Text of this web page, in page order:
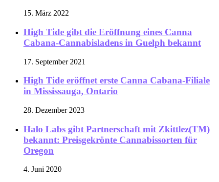
15. März 2022
High Tide gibt die Eröffnung eines Canna
Cabana-Cannabisladens in Guelph bekannt
17. September 2021
High Tide eröffnet erste Canna Cabana-Filiale
in Mississauga, Ontario
28. Dezember 2023
Halo Labs gibt Partnerschaft mit Zkittlez(TM)
bekannt: Preisgekrönte Cannabissorten für
Oregon
4. Juni 2020